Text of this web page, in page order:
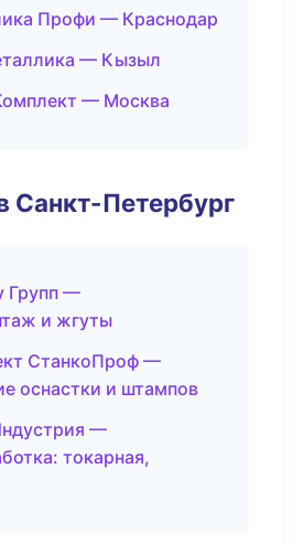
Профи — Краснодар
— Кызыл
— Москва
Санкт-Петербург
Групп —
и жгуты
СтанкоПроф —
оснастки и штампов
—
токарная,